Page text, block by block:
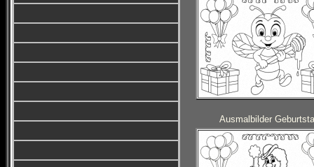
Ausmalbilder